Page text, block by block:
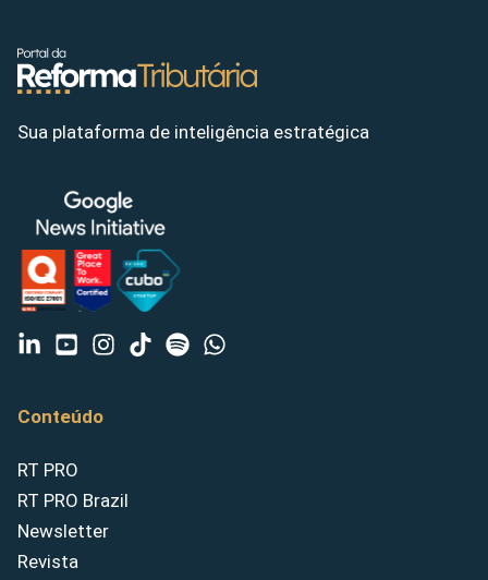
Sua plataforma de inteligência estratégica
Conteúdo
RT PRO
RT PRO Brazil
Newsletter
Revista